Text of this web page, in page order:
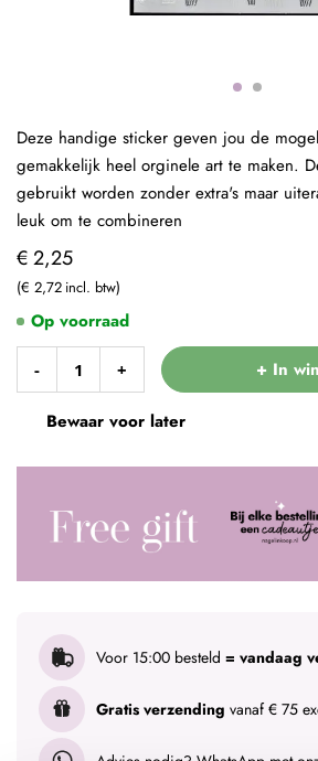
€ 2,25
€ 2,72
- + + In
Bewaar voor later
Voor 15:00 besteld = vandaag
Gratis verzending vanaf € 75
Op voorraad
Deze handige sticker geven jou de
gemakkelijk heel orginele art te maken.
gebruikt worden zonder extra's maar
leuk om te combineren